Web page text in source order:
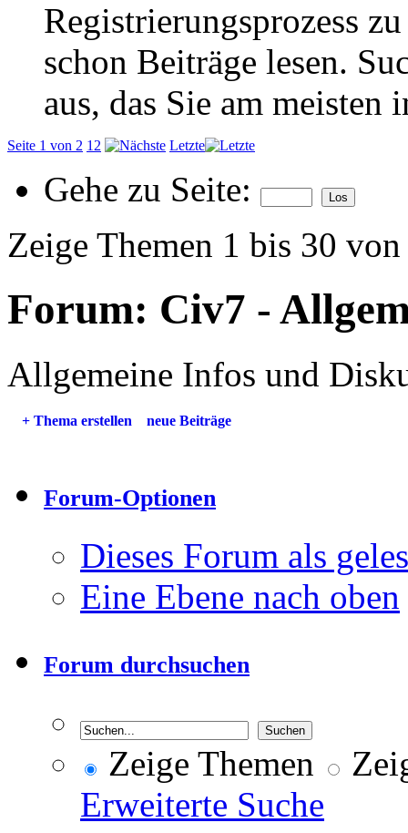
Registrierungsprozess
schon Beiträge lesen.
aus, das Sie am meisten
Seite 1 von 2 1 2 Letzte
Gehe zu Seite:
Zeige Themen 1 bis 30
Forum: Civ7 -
Allgemeine Infos und
+ Thema erstellen neue Beiträge
Forum-Optionen
Dieses Forum als
Eine Ebene nach oben
Forum durchsuchen
Zeige Themen
Erweiterte Suche